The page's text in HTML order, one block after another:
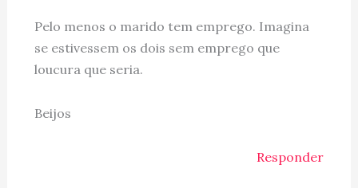
Pelo menos o marido tem emprego. Imagina
se estivessem os dois sem emprego que
loucura que seria.
Beijos
Responder